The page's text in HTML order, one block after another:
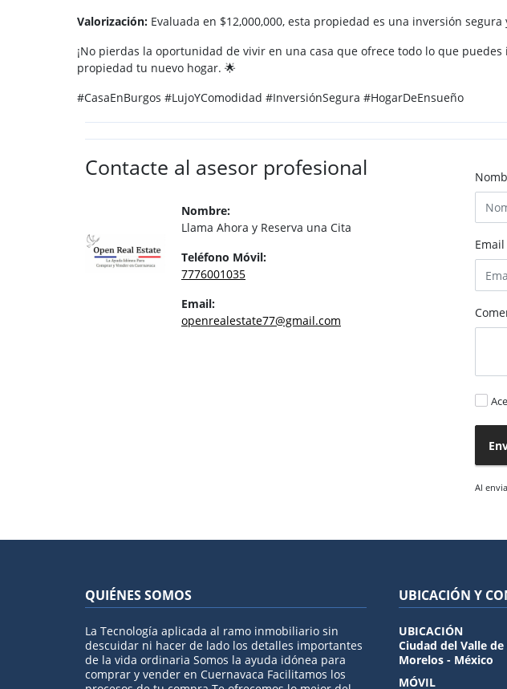
Valorización: Evaluada en $12,000,000, esta propiedad es una inversión segura
¡No pierdas la oportunidad de vivir en una casa que ofrece todo lo que
propiedad tu nuevo hogar. 🌟
#CasaEnBurgos #LujoYComodidad #InversiónSegura #HogarDeEnsueño
Contacte al asesor profesional
Nombre:
Llama Ahora y Reserva una Cita
Teléfono Móvil:
7776001035
Email:
openrealestate77@gmail.com
Email
Al
QUIÉNES SOMOS
La Tecnología aplicada al ramo inmobiliario sin
descuidar ni hacer de lado los detalles importantes
de la vida ordinaria Somos la ayuda idónea para
comprar y vender en Cuernavaca Facilitamos los
UBICACIÓN Y
UBICACIÓN
Ciudad del Valle de
Morelos - México
MÓVIL